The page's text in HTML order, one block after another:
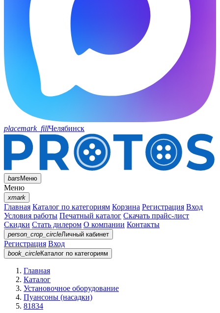
placemark_fillЧелябинск
barsМеню
Меню
xmark
Главная Каталог по категориям Корзина Регистрация Вход
Условия работы Печатный каталог Скачать прайс-лист
Скидки Стать дилером О компании Контакты
person_crop_circleЛичный кабинет
Регистрация Вход
book_circleКаталог по категориям
Главная
Каталог
Установочное оборудование
Пуансоны (насадки)
81834